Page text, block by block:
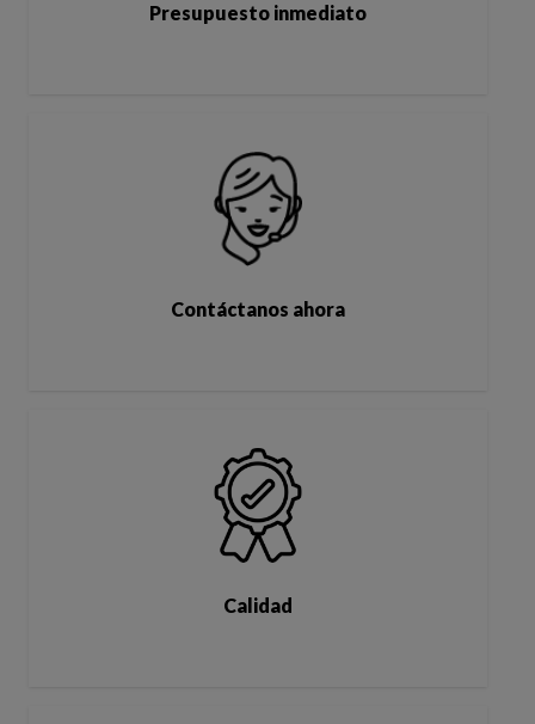
Presupuesto inmediato
Contáctanos ahora
Calidad